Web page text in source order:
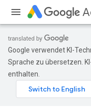
Google verwendet KI-
Sprache zu übersetzen.
enthalten.